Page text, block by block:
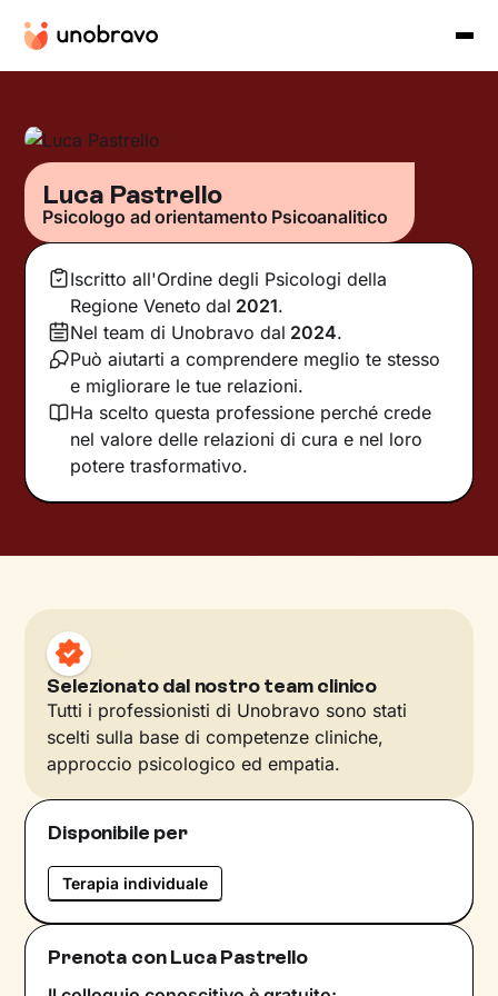
Luca Pastrello
Psicologo ad orientamento Psicoanalitico
Iscritto all'Ordine degli Psicologi della
Regione Veneto dal 2021.
Nel team di Unobravo dal 2024.
Può aiutarti a comprendere meglio te stesso
e migliorare le tue relazioni.
Ha scelto questa professione perché crede
nel valore delle relazioni di cura e nel loro
potere trasformativo.
Selezionato dal nostro team clinico
Tutti i professionisti di Unobravo sono stati
scelti sulla base di competenze cliniche,
approccio psicologico ed empatia.
Disponibile per
Terapia individuale
Prenota con Luca Pastrello